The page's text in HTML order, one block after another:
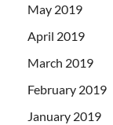
May 2019
April 2019
March 2019
February 2019
January 2019